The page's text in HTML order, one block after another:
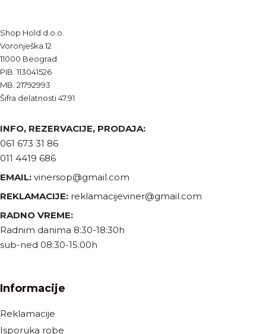
Shop Hold d.o.o.
Voronješka 12
11000 Beograd
PIB: 113041526
MB: 21792993
Šifra delatnosti 47.91
INFO, REZERVACIJE, PRODAJA:
061 673 31 86
011 4419 686
EMAIL: vinersop@gmail.com
REKLAMACIJE: reklamacijeviner@gmail.com
RADNO VREME:
Radnim danima 8:30-18:30h
sub-ned 08:30-15:00h
Informacije
Reklamacije
Isporuka robe